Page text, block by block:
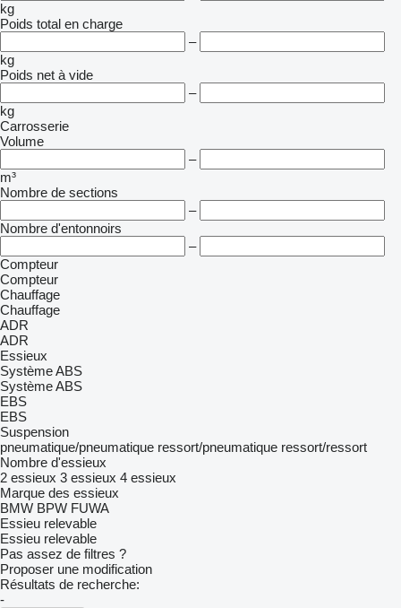
kg
Poids total en charge
–
kg
Poids net à vide
–
kg
Carrosserie
Volume
–
m³
Nombre de sections
–
Nombre d'entonnoirs
–
Compteur
Compteur
Chauffage
Chauffage
ADR
ADR
Essieux
Système ABS
Système ABS
EBS
EBS
Suspension
pneumatique/pneumatique ressort/pneumatique ressort/ressort
Nombre d'essieux
2 essieux 3 essieux 4 essieux
Marque des essieux
BMW BPW FUWA
Essieu relevable
Essieu relevable
Pas assez de filtres ?
Proposer une modification
Résultats de recherche:
-